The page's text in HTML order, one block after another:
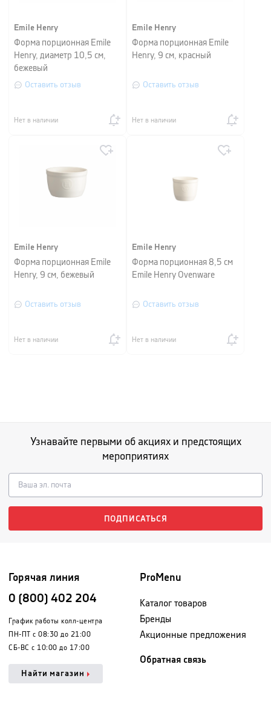
Emile Henry
Форма порционная Emile
Henry, диаметр 10,5 см,
бежевый
Оставить отзыв
Нет в наличии
Emile Henry
Форма порционная Emile
Henry, 9 см, красный
Оставить отзыв
Нет в наличии
Emile Henry
Форма порционная Emile
Henry, 9 см, бежевый
Оставить отзыв
Нет в наличии
Emile Henry
Форма порционная 8,5 см
Emile Henry Ovenware
Оставить отзыв
Нет в наличии
Узнавайте первыми об акциях и предстоящих
мероприятиях
ПОДПИСАТЬСЯ
Горячая линия
0 (800) 402 204
График работы колл-центра
ПН-ПТ с 08:30 до 21:00
СБ-ВС с 10:00 до 17:00
Найти магазин
ProMenu
Каталог товаров
Бренды
Акционные предложения
Обратная связь